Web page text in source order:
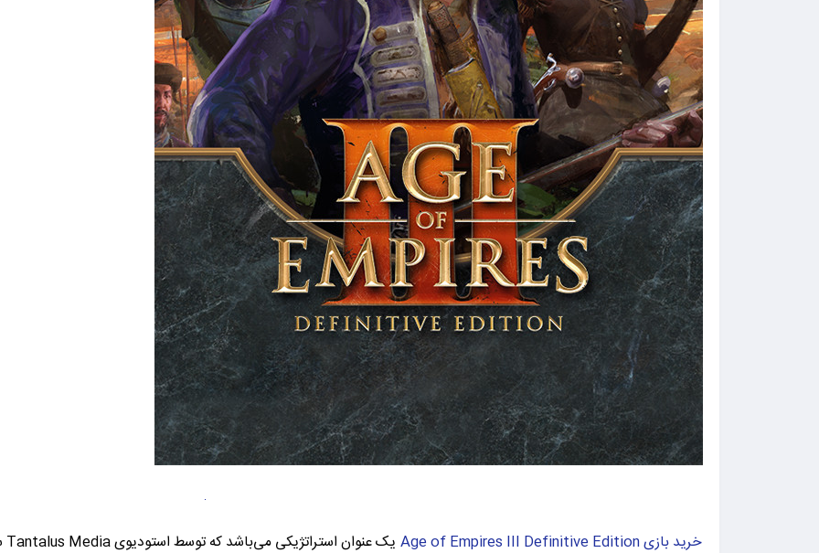
خرید بازی Age of Empires III Definitive Edition